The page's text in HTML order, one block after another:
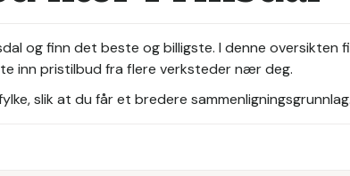
og finn det beste og billigste. I denne oversikten
inn pristilbud fra flere verksteder nær deg.
slik at du får et bredere sammenligningsgrunnlag.